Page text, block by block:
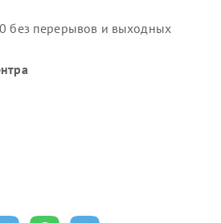
без перерывов и выходных